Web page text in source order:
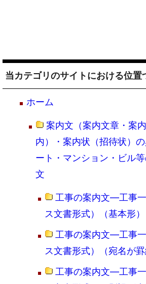
当カテゴリのサイトにおける位置
ホーム
案内文（案内文章・案
内）・案内状（招待状）
ート・マンション・ビル
文
工事の案内文―工事
ス文書形式）（基本形）
工事の案内文―工事
ス文書形式）（宛名が罫
工事の案内文―工事